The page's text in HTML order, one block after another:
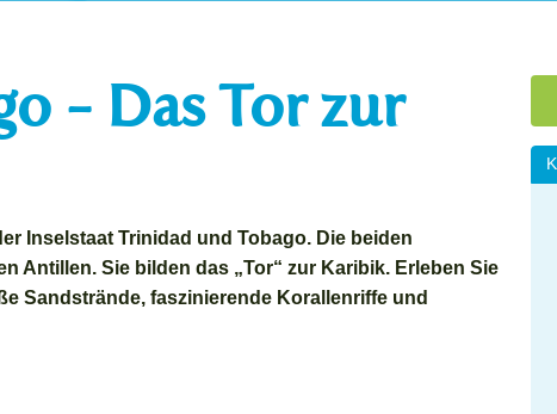
- Das Tor zur
Inselstaat Trinidad und Tobago. Die beiden
Antillen. Sie bilden das „Tor“ zur Karibik. Erleben Sie
Sandstrände, faszinierende Korallenriffe und